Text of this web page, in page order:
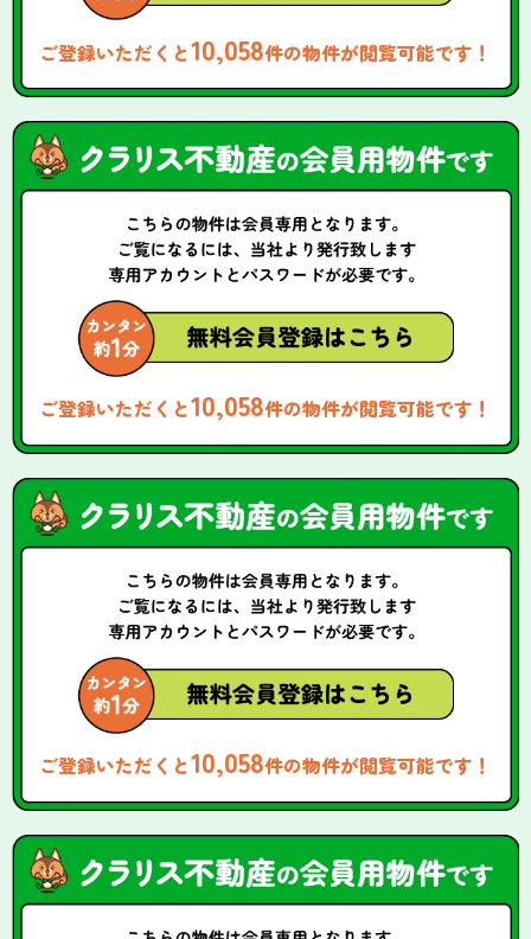
ご登録いただくと10,058件の物件が閲覧可能です！
ご登録いただくと10,058件の物件が閲覧可能です！
ご登録いただくと10,058件の物件が閲覧可能です！